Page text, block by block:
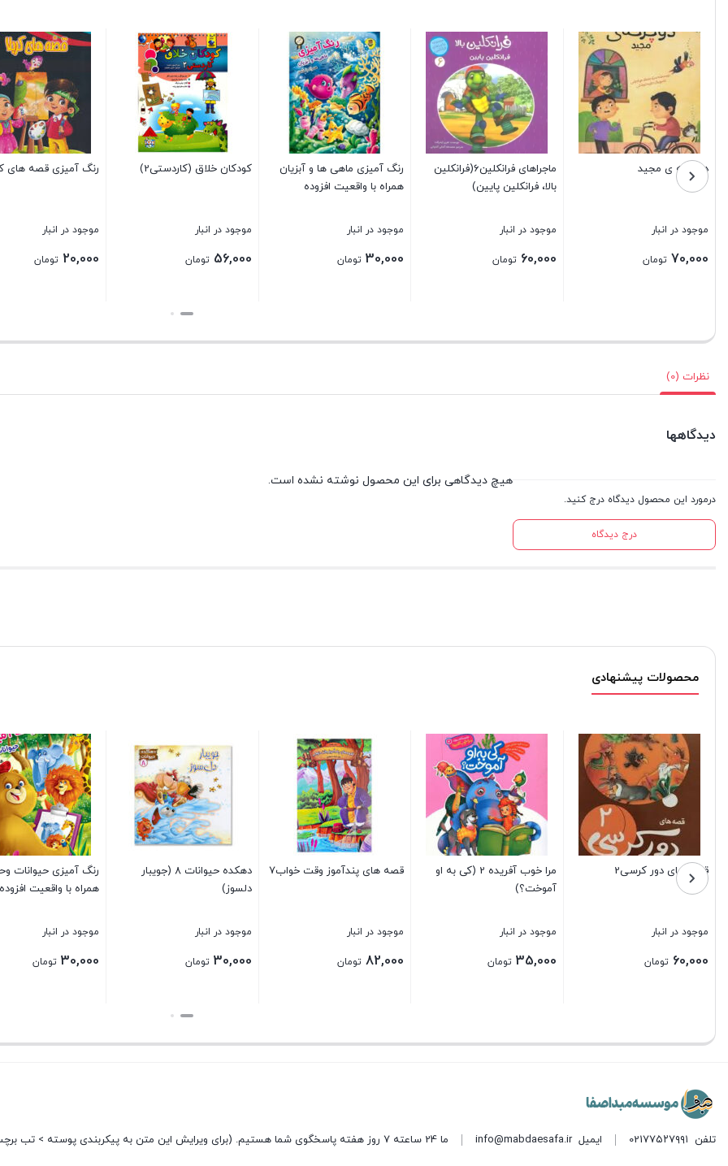
دوچرخه ی مجید
موجود در انبار
70,000 تومان
ماجراهای فرانکلین6(فرانکلین
بالا، فرانکلین پایین)
موجود در انبار
60,000 تومان
رنگ آمیزی ماهی ها و آبزیان
همراه با واقعیت افزوده
موجود در انبار
30,000 تومان
کودکان خلاق (کاردستی2)
موجود در انبار
56,000 تومان
رنگ آمیزی قصه های
موجود در انبار
20,000 تومان
نظرات (0)
دیدگاهها
درمورد این محصول دیدگاه درج کنید.
درج دیدگاه
هیچ دیدگاهی برای این محصول نوشته نشده است.
محصولات پیشنهادی
قصه های دور کرسی2
موجود در انبار
60,000 تومان
مرا خوب آفریده 2 (کی به او
آموخت؟)
موجود در انبار
35,000 تومان
قصه های پندآموز وقت خواب7
موجود در انبار
82,000 تومان
دهکده حیوانات 8 (جویبار
دلسوز)
موجود در انبار
30,000 تومان
رنگ آمیزی حیوانات
همراه با واقعیت افزوده
موجود در انبار
30,000 تومان
تلفن 021۷۷۵۲۷۹۹۱ ایمیلinfo@mabdaesafa.ir ما 24 ساعته 7 روز هفته پاسخگوی شما هستیم. (برای ویرایش این متن به پیکربندی پوسته > تب برچسب‌ها مراجعه نمایید.)